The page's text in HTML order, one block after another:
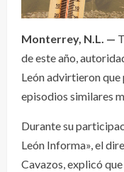
Monterrey, N.L. —
de este año,
León advirtieron
episodios similares
Durante su
León Informa», el
Cavazos, explicó